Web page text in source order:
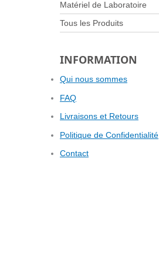
Matériel de Laboratoire
Tous les Produits
INFORMATION
Qui nous sommes
FAQ
Livraisons et Retours
Politique de Confidentialité
Contact